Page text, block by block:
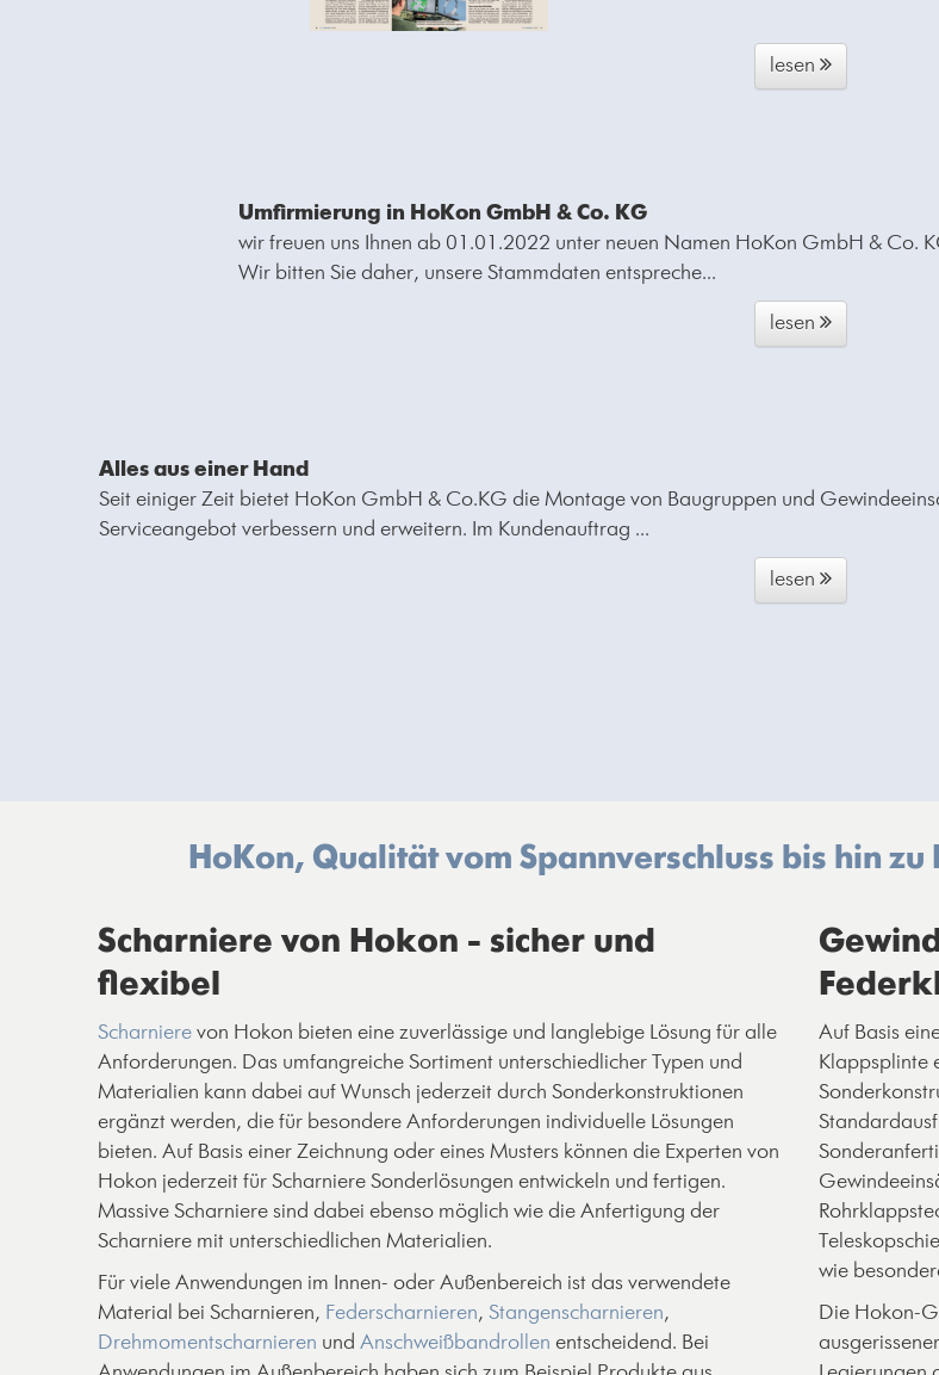
lesen
Umfirmierung in HoKon GmbH & Co. KG
wir freuen uns Ihnen ab 01.01.2022 unter neuen Namen HoKon GmbH & Co.
Wir bitten Sie daher, unsere Stammdaten entspreche...
lesen
Alles aus einer Hand
Seit einiger Zeit bietet HoKon GmbH & Co.KG die Montage von Baugruppen und
Serviceangebot verbessern und erweitern. Im Kundenauftrag ...
lesen
HoKon, Qualität vom Spannverschluss bis hin
Scharniere von Hokon - sicher und
flexibel
Scharnierevon Hokon bieten eine zuverlässige und langlebige Lösung für alle
Anforderungen. Das umfangreiche Sortiment unterschiedlicher Typen und
Materialien kann dabei auf Wunsch jederzeit durch Sonderkonstruktionen
ergänzt werden, die für besondere Anforderungen individuelle Lösungen
bieten. Auf Basis einer Zeichnung oder eines Musters können die Experten von
Hokon jederzeit für Scharniere Sonderlösungen entwickeln und fertigen.
Massive Scharniere sind dabei ebenso möglich wie die Anfertigung der
Scharniere mit unterschiedlichen Materialien.
Für viele Anwendungen im Innen- oder Außenbereich ist das verwendete
Material bei Scharnieren, Federscharnieren,Stangenscharnieren,
Drehmomentscharnieren undAnschweißbandrollen entscheidend. Bei
Auf Basis
Klappsplinte
wie
Die Hokon-